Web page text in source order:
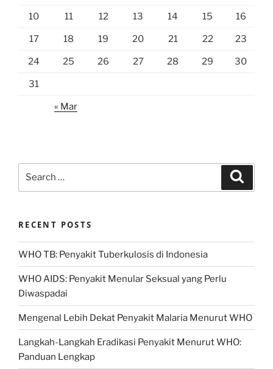
10 11 12 13 14 15 16
17 18 19 20 21 22 23
24 25 26 27 28 29 30
31
« Mar
RECENT POSTS
WHO TB: Penyakit Tuberkulosis di Indonesia
WHO AIDS: Penyakit Menular Seksual yang Perlu
Diwaspadai
Mengenal Lebih Dekat Penyakit Malaria Menurut WHO
Langkah-Langkah Eradikasi Penyakit Menurut WHO:
Panduan Lengkap